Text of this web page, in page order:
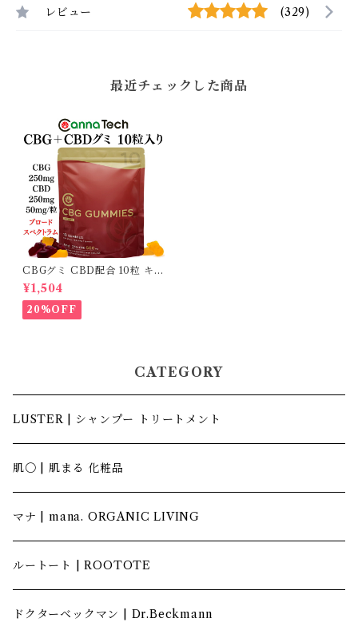
レビュー (329)
最近チェックした商品
CBGグミ CBD配合 10粒 キャ
ナテック｜THC FREE Cann
aTech 日本製
¥1,504
20%OFF
CATEGORY
LUSTER | シャンプー トリートメント
肌〇 | 肌まる 化粧品
マナ | mana. ORGANIC LIVING
ルートート | ROOTOTE
ドクターベックマン | Dr.Beckmann